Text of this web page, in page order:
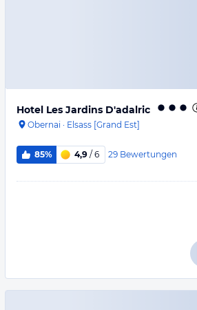
Hotel Les Jardins D'adalric
Obernai · Elsass [Grand Est]
85% 4,9 / 6 29 Bewertungen